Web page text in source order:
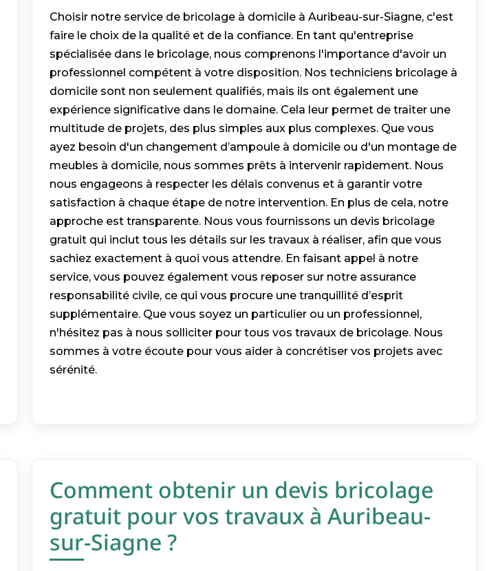
Choisir notre service de bricolage à domicile à Auribeau-sur-Siagne, c'est
faire le choix de la qualité et de la confiance. En tant qu'entreprise
spécialisée dans le bricolage, nous comprenons l'importance d'avoir un
professionnel compétent à votre disposition. Nos techniciens bricolage à
domicile sont non seulement qualifiés, mais ils ont également une
expérience significative dans le domaine. Cela leur permet de traiter une
multitude de projets, des plus simples aux plus complexes. Que vous
ayez besoin d'un changement d’ampoule à domicile ou d'un montage de
meubles à domicile, nous sommes prêts à intervenir rapidement. Nous
nous engageons à respecter les délais convenus et à garantir votre
satisfaction à chaque étape de notre intervention. En plus de cela, notre
approche est transparente. Nous vous fournissons un devis bricolage
gratuit qui inclut tous les détails sur les travaux à réaliser, afin que vous
sachiez exactement à quoi vous attendre. En faisant appel à notre
service, vous pouvez également vous reposer sur notre assurance
responsabilité civile, ce qui vous procure une tranquillité d’esprit
supplémentaire. Que vous soyez un particulier ou un professionnel,
n'hésitez pas à nous solliciter pour tous vos travaux de bricolage. Nous
sommes à votre écoute pour vous aider à concrétiser vos projets avec
sérénité.
Comment obtenir un devis bricolage
gratuit pour vos travaux à Auribeau-
sur-Siagne ?